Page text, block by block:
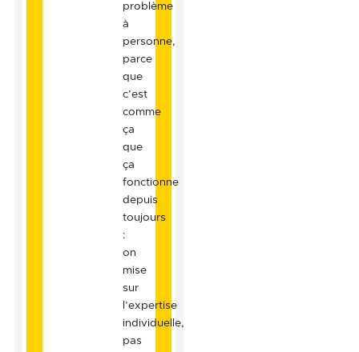
problème
à
personne,
parce
que
c’est
comme
ça
que
ça
fonctionne
depuis
toujours
:
on
mise
sur
l’expertise
individuelle,
pas